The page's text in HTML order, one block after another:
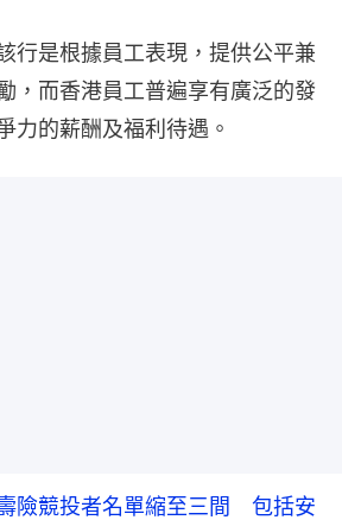
行是根據員工表現，提供公平兼
，而香港員工普遍享有廣泛的發
力的薪酬及福利待遇。
險競投者名單縮至三間 包括安